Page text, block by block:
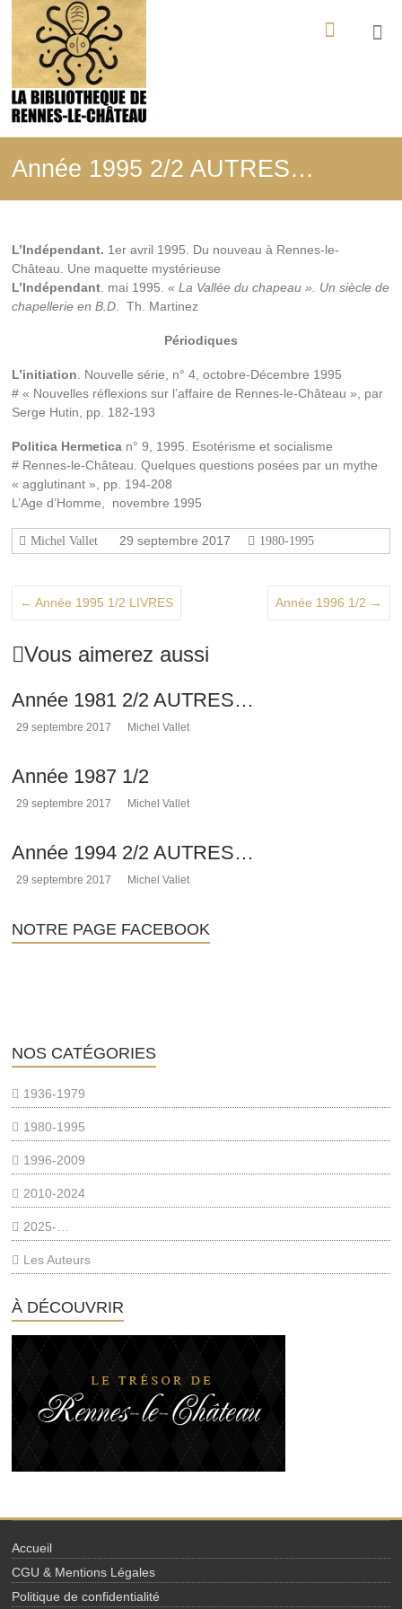
contenu
La
Bibliothèque
de
Rennes-
le-
qui
a
été
édité,
les
mystères
de
le-
Château,
l'histoire
de
Saunière
et
cette
affaire,
1936.
Année 1995 2/2 AUTRES…
L’Indépendant. 1er avril 1995. Du nouveau à Rennes-le-
Château. Une maquette mystérieuse
L’Indépendant . mai 1995.« La Vallée du chapeau ». Un siècle de
chapellerie en B.D . Th. Martinez
Périodiques
L’initiation . Nouvelle série, n° 4, octobre-Décembre 1995
# « Nouvelles réflexions sur l’affaire de Rennes-le-Château », par
Serge Hutin, pp. 182-193
Politica Hermetica n° 9, 1995. Esotérisme et socialisme
# Rennes-le-Château. Quelques questions posées par un mythe
« agglutinant », pp. 194-208
L’Age d’Homme, novembre 1995
Michel Vallet 29 septembre 2017 1980-1995
← Année 1995 1/2 LIVRES Année 1996 1/2 →
Vous aimerez aussi
Année 1981 2/2 AUTRES…
29 septembre 2017 Michel Vallet
Année 1987 1/2
29 septembre 2017 Michel Vallet
Année 1994 2/2 AUTRES…
29 septembre 2017 Michel Vallet
NOTRE PAGE FACEBOOK
NOS CATÉGORIES
1936-1979
1980-1995
1996-2009
2010-2024
2025-…
Les Auteurs
À DÉCOUVRIR
Accueil
CGU & Mentions Légales
Politique de confidentialité